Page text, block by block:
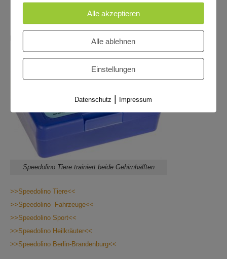
Euer Jens
Hier übrigens die Spiele, die den agilen Senioren solche Freude
Speedolino Tiere trainiert beide Gehirnhälften
>>Speedolino Tiere<<
>>Speedolino Fahrzeuge<<
>>Speedolino Sport<<
>>Speedolino Heilkräuter<<
>>Speedolino Berlin-Brandenburg<<
Alle akzeptieren
Alle ablehnen
Einstellungen
Datenschutz | Impressum